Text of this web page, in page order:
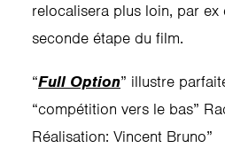
relocalisera plus loin, par ex
seconde étape du film.
“Full Option” illustre
“compétition vers le bas”
Réalisation: Vincent Bruno”